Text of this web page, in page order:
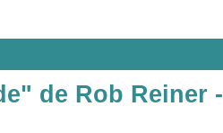
de Rob Reiner -